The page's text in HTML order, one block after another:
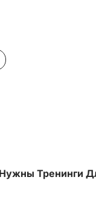
Тренинги